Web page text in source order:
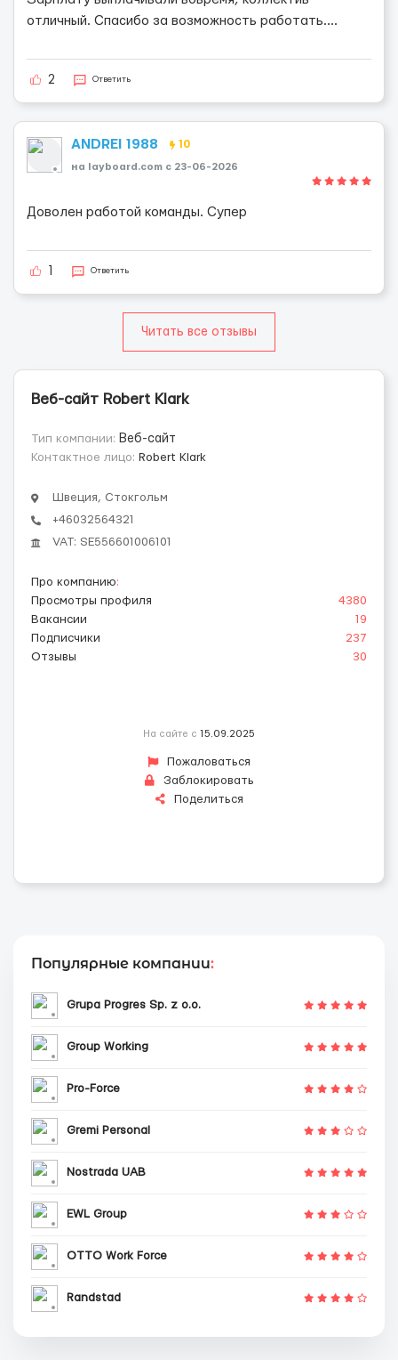
отличный. Спасибо за возможность работать....
2 Ответить
ANDREI 1988 10
на layboard.com c 23-06-2026
Доволен работой команды. Супер
Ответить
Читать все отзывы
Веб-сайт Robert Klark
Тип компании: Веб-сайт
Контактное лицо: Robert Klark
Швеция, Стокгольм
+46032564321
VAT: SE556601006101
Про компанию:
Просмотры профиля
4380
Вакансии
19
Подписчики
237
Отзывы
30
На сайте с 15.09.2025
Пожаловаться
Заблокировать
Поделиться
Популярные компании:
Grupa Progres Sp. z o.o.
Group Working
Pro-Force
Gremi Personal
Nostrada UAB
EWL Group
OTTO Work Force
Randstad